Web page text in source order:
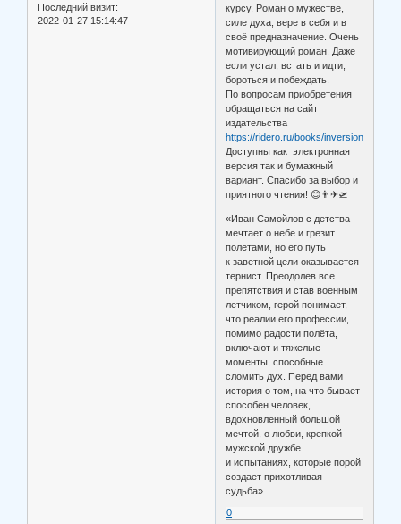
Последний визит:
2022-01-27 15:14:47
курсу. Роман о мужестве,
силе духа, вере в себя и в
своё предназначение. Очень
мотивирующий роман. Даже
если устал, встать и идти,
бороться и побеждать.
По вопросам приобретения
обращаться на сайт
издательства
https://ridero.ru/books/
Доступны как электронная
версия так и бумажный
вариант. Спасибо за выбор и
приятного чтения! 😊👨✈🛫
«Иван Самойлов с детства
мечтает о небе и грезит
полетами, но его путь
к заветной цели оказывается
тернист. Преодолев все
препятствия и став военным
летчиком, герой понимает,
что реалии его профессии,
помимо радости полёта,
включают и тяжелые
моменты, способные
сломить дух. Перед вами
история о том, на что бывает
способен человек,
вдохновленный большой
мечтой, о любви, крепкой
мужской дружбе
и испытаниях, которые порой
создает прихотливая
судьба».
0